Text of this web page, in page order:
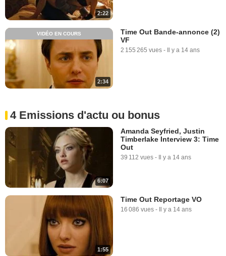
2:22
2:34
VIDÉO EN COURS
Time Out Bande-annonce (2)
VF
2 155 265 vues - Il y a 14 ans
4 Emissions d'actu ou bonus
6:07
Amanda Seyfried, Justin
Timberlake Interview 3: Time
Out
39 112 vues - Il y a 14 ans
1:55
Time Out Reportage VO
16 086 vues - Il y a 14 ans